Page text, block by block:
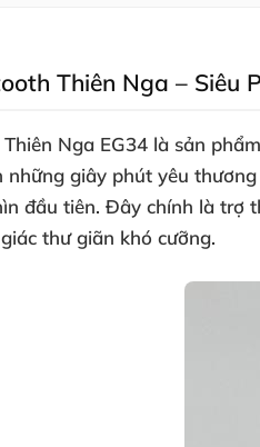
Thiên Nga – Siêu
Nga EG34 là sản
giây phút yêu
đầu tiên. Đây chính là trợ
thư giãn khó cưỡng.